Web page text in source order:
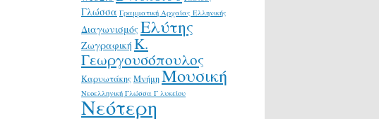
Γλώσσα Γραμματική Αρχαίας Ελληνικής
ΔιαγωνισμόςΕλύτης
Ζωγραφική Κ.
Γεωργουσόπουλος
ΚαρυωτάκηςΜνήμηΜουσική
Νεοελληνική Γλώσσα Γ λυκείου
Νεότερη